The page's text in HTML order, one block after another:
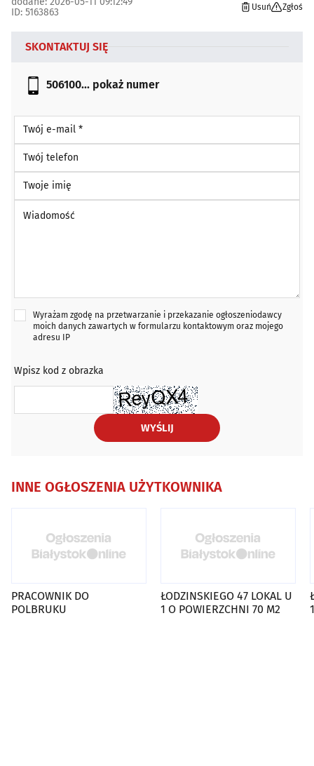
ID: 5163863
Usuń Zgłoś
SKONTAKTUJ SIĘ
506100... pokaż numer
Twój e-mail *
Twój telefon
Twoje imię
Wyrażam zgodę na przetwarzanie i przekazanie ogłoszeniodawcy
moich danych zawartych w formularzu kontaktowym oraz mojego
adresu IP
Wpisz kod z obrazka
WYŚLIJ
INNE OGŁOSZENIA UŻYTKOWNIKA
PRACOWNIK DO
POLBRUKU
ŁODZINSKIEGO 47 LOKAL U
1 O POWIERZCHNI 70 M2